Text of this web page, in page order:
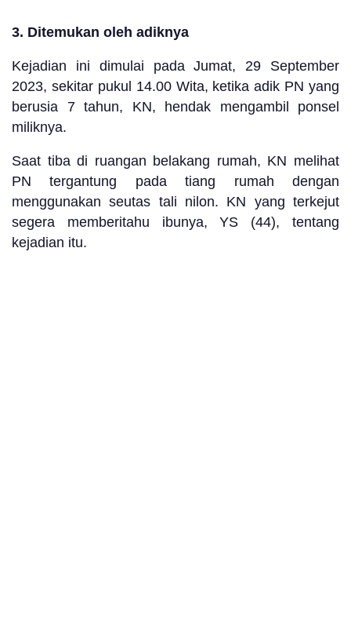
3. Ditemukan oleh adiknya
Kejadian ini dimulai pada Jumat, 29 September
2023, sekitar pukul 14.00 Wita, ketika adik PN yang
berusia 7 tahun, KN, hendak mengambil ponsel
miliknya.
Saat tiba di ruangan belakang rumah, KN melihat
PN tergantung pada tiang rumah dengan
menggunakan seutas tali nilon. KN yang terkejut
segera memberitahu ibunya, YS (44), tentang
kejadian itu.